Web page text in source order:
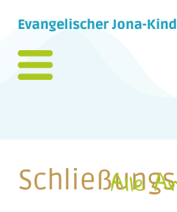
Evangelischer Jona-
Alle